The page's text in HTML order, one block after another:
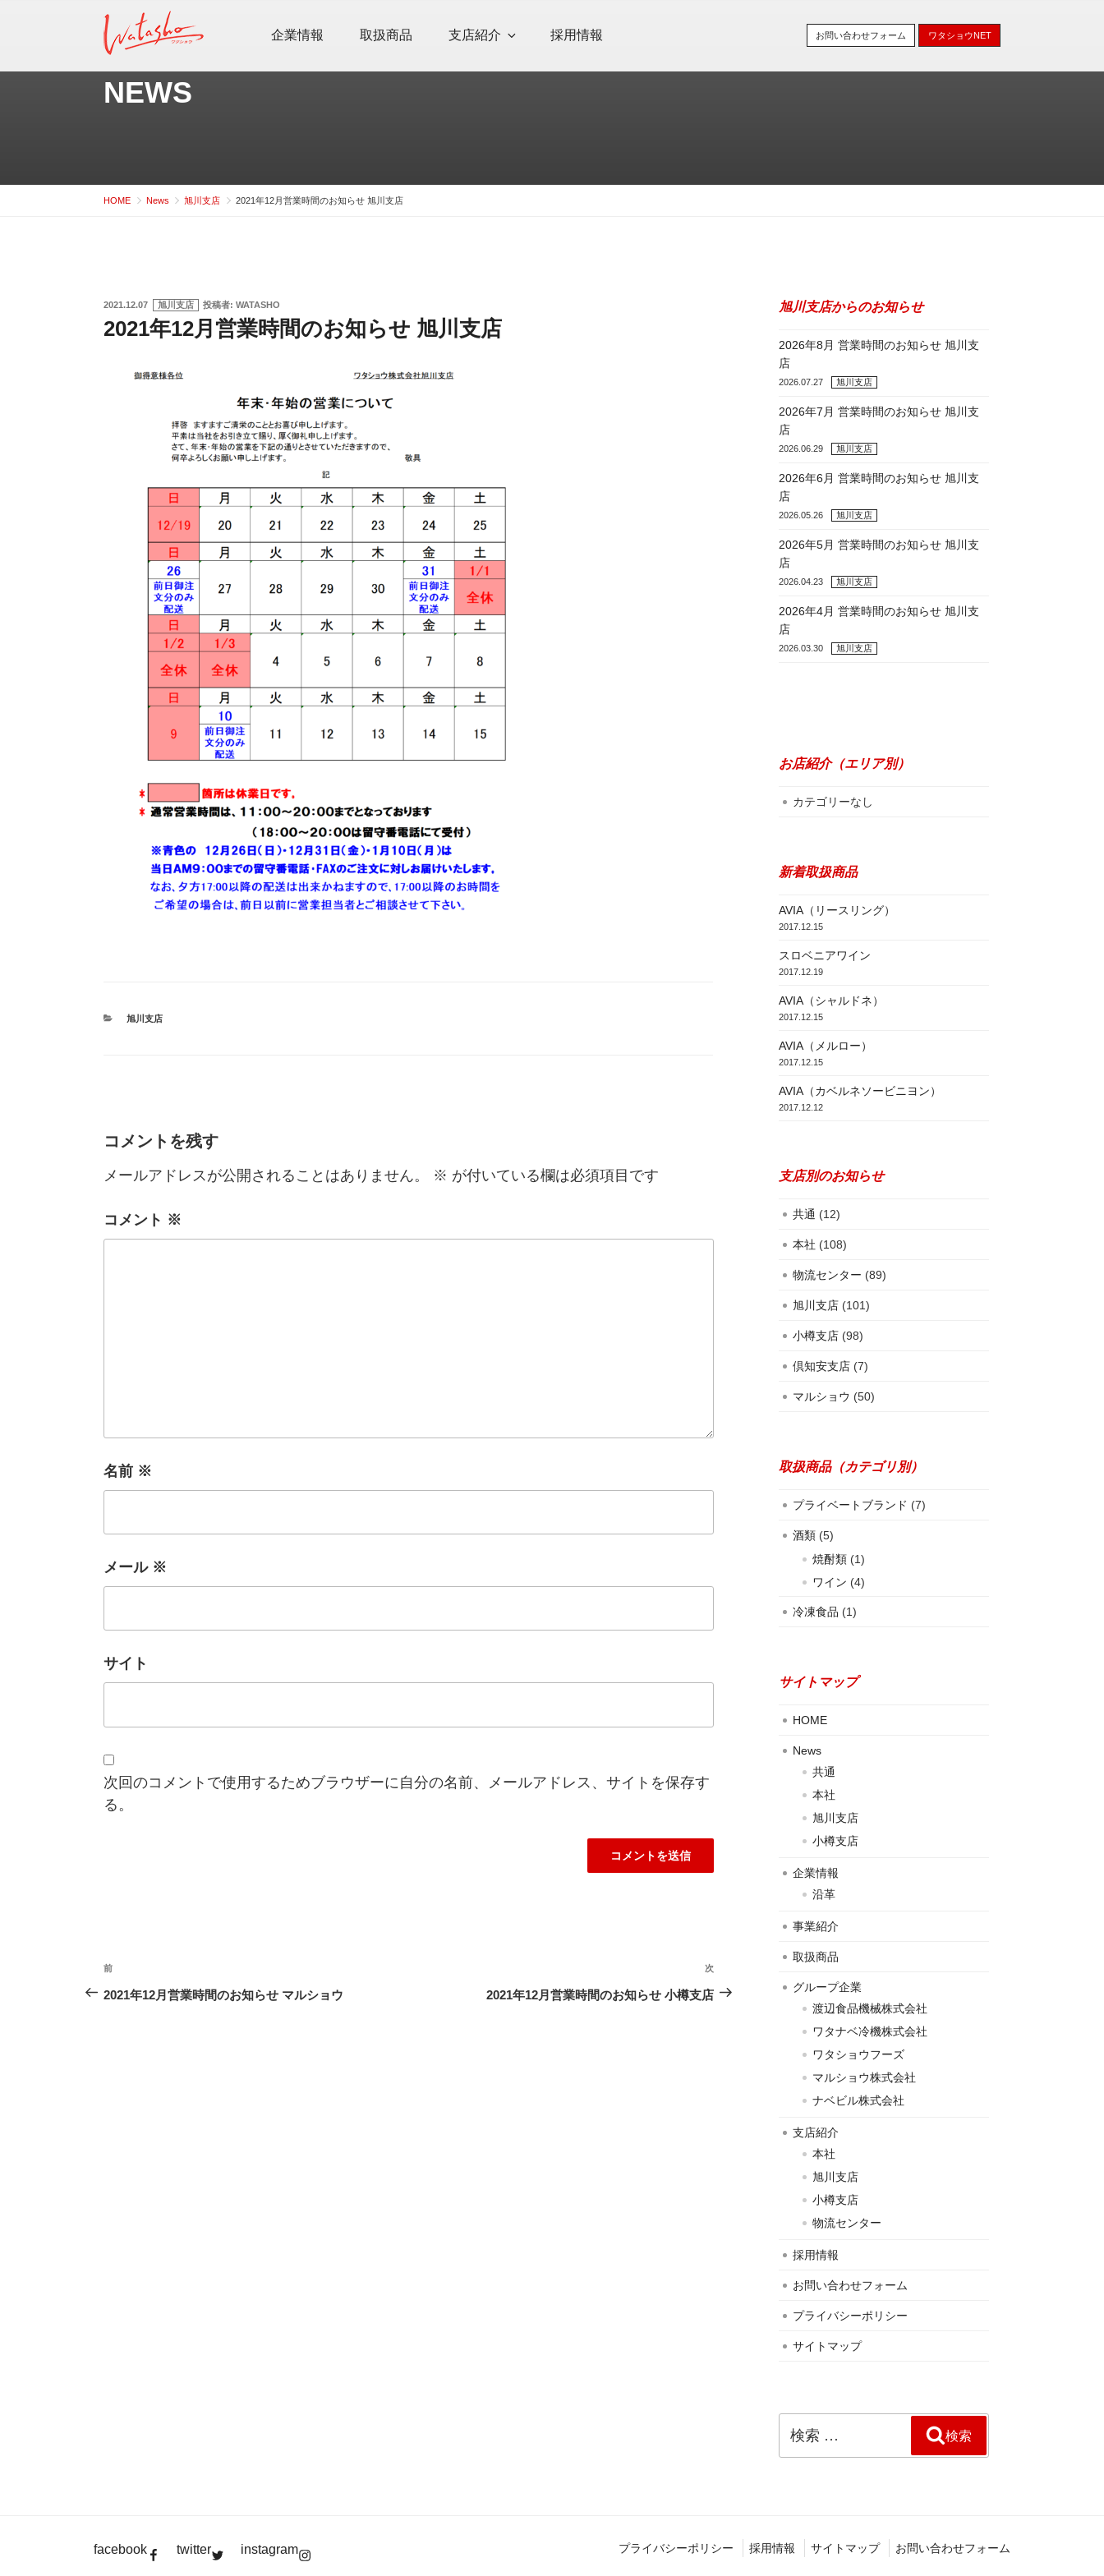
ッ
NEWS
企業情報 取扱商品 支店紹介 採用情報 お問い合わせフォーム ワタショウNET
HOME News 旭川支店 2021年12月営業時間のお知らせ 旭川支店
投
日:
2021.12.07 旭川支店 投稿者: WATASHO
2021年12月営業時間のお知らせ 旭川支店
カ
旭川支店
コメントを残す
メールアドレスが公開されることはありません。 ※ が付いている欄は必須項目です
コメント ※
名前 ※
メール ※
サイト
次回のコメントで使用するためブラウザーに自分の名前、メールアドレス、サイトを保存す
る。
投
過
去
前
2021年12月営業時間のお知らせ マルショウ
次
の
次
2021年12月営業時間のお知らせ 小樽支店
旭川支店からのお知らせ
2026年8月 営業時間のお知らせ 旭川支
店
2026.07.27 旭川支店
2026年7月 営業時間のお知らせ 旭川支
店
2026.06.29 旭川支店
2026年6月 営業時間のお知らせ 旭川支
店
2026.05.26 旭川支店
2026年5月 営業時間のお知らせ 旭川支
店
2026.04.23 旭川支店
2026年4月 営業時間のお知らせ 旭川支
店
2026.03.30 旭川支店
お店紹介（エリア別）
カテゴリーなし
新着取扱商品
AVIA（リースリング）
2017.12.15
スロベニアワイン
2017.12.19
AVIA（シャルドネ）
2017.12.15
AVIA（メルロー）
2017.12.15
AVIA（カベルネソービニヨン）
2017.12.12
支店別のお知らせ
共通 (12)
本社 (108)
物流センター (89)
旭川支店 (101)
小樽支店 (98)
倶知安支店 (7)
マルショウ (50)
取扱商品（カテゴリ別）
プライベートブランド (7)
酒類 (5)
焼酎類 (1)
ワイン (4)
冷凍食品 (1)
サイトマップ
HOME
News
共通
本社
旭川支店
小樽支店
企業情報
沿革
事業紹介
取扱商品
グループ企業
渡辺食品機械株式会社
ワタナベ冷機株式会社
ワタショウフーズ
マルショウ株式会社
ナベビル株式会社
支店紹介
本社
旭川支店
小樽支店
物流センター
採用情報
お問い合わせフォーム
プライバシーポリシー
サイトマップ
索:
検索
facebook twitter instagram プライバシーポリシー 採用情報 サイトマップ お問い合わせフォーム